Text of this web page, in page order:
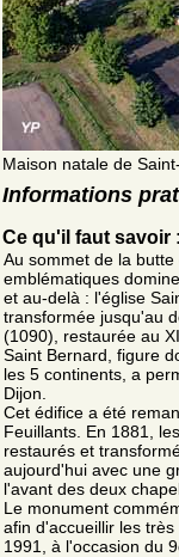
Maison natale de
Informations
Ce qu'il faut savoir :
Au sommet de la
emblématiques
et au-delà : l'église
transformée jusqu'au
(1090), restaurée au
Saint Bernard, figure
les 5 continents, a
Dijon.
Cet édifice a été
Feuillants. En 1881,
restaurés et
aujourd'hui avec une
l'avant des deux
Le monument
afin d'accueillir les
1991, à l'occasion du